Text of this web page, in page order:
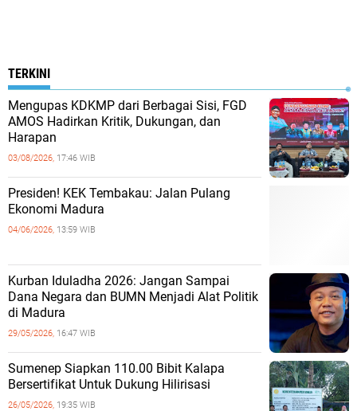
TERKINI
Mengupas KDKMP dari Berbagai Sisi, FGD
AMOS Hadirkan Kritik, Dukungan, dan
Harapan
03/08/2026, 17:46 WIB
Presiden! KEK Tembakau: Jalan Pulang
Ekonomi Madura
04/06/2026, 13:59 WIB
Kurban Iduladha 2026: Jangan Sampai
Dana Negara dan BUMN Menjadi Alat Politik
di Madura
29/05/2026, 16:47 WIB
Sumenep Siapkan 110.00 Bibit Kalapa
Bersertifikat Untuk Dukung Hilirisasi
26/05/2026, 19:35 WIB